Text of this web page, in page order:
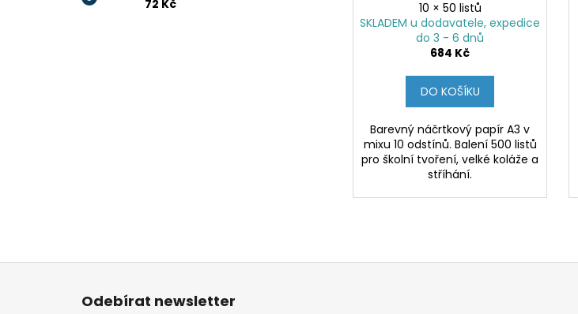
72 Kč
10 × 50 listů
SKLADEM u dodavatele, expedice
do 3 - 6 dnů
684 Kč
DO KOŠÍKU
Barevný náčrtkový papír A3 v
mixu 10 odstínů. Balení 500 listů
pro školní tvoření, velké koláže a
stříhání.
Z
Odebírat newsletter